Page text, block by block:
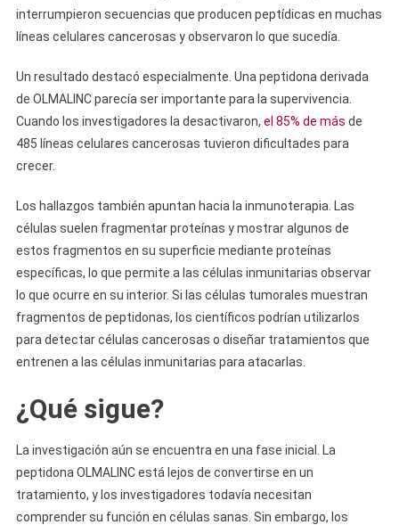
interrumpieron secuencias que producen peptídicas en muchas
líneas celulares cancerosas y observaron lo que sucedía.
Un resultado destacó especialmente. Una peptidona derivada
de OLMALINC parecía ser importante para la supervivencia.
Cuando los investigadores la desactivaron, el 85% de más de
485 líneas celulares cancerosas tuvieron dificultades para
crecer.
Los hallazgos también apuntan hacia la inmunoterapia. Las
células suelen fragmentar proteínas y mostrar algunos de
estos fragmentos en su superficie mediante proteínas
específicas, lo que permite a las células inmunitarias observar
lo que ocurre en su interior. Si las células tumorales muestran
fragmentos de peptidonas, los científicos podrían utilizarlos
para detectar células cancerosas o diseñar tratamientos que
entrenen a las células inmunitarias para atacarlas.
¿Qué sigue?
La investigación aún se encuentra en una fase inicial. La
peptidona OLMALINC está lejos de convertirse en un
tratamiento, y los investigadores todavía necesitan
comprender su función en células sanas. Sin embargo, los